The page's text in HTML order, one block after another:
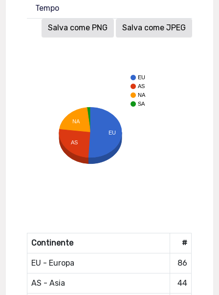
Tempo
Salva come PNG Salva come JPEG
EU
AS
NA
SA
NA
AS
EU
Continente #
EU - Europa 86
AS - Asia 44